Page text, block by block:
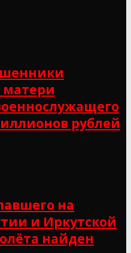
рублей
на
и Иркутской
найден